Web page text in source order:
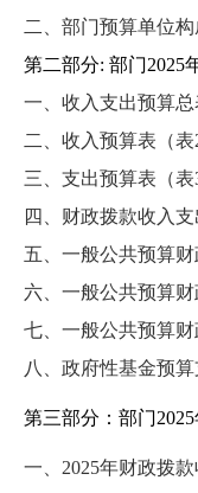
二、部门预算单位构
第二部分: 部门2025
一、收入支出预算总
二、收入预算表（表
三、支出预算表（表
四、财政拨款收入
五、一般公共预算
六、一般公共预算
七、一般公共预算财
八、政府性基金预
第三部分：部门
一、 2025年财政拨